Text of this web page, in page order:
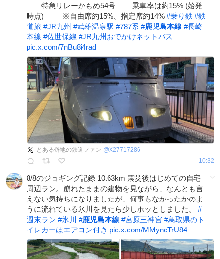
特急リレーかもめ54号 乗車率は約15% (始発
時点) ※自由席約15%、指定席約14% #乗り鉄 #鉄
道旅 #JR九州 #武雄温泉駅 #787系 #鹿児島本線 #長崎
本線 #佐世保線 #JR九州おでかけネットパス
pic.x.com/7nBu8i4rad
とある僻地の鉄道ファン @X27717286
10:32
8/8のジョギング記録 10.63km 震災後はじめての自宅
周辺ラン。崩れたままの建物を見ながら、なんとも言
えない気持ちになりましたが、何事もなかったかのよ
うに流れている氷川を見たら少しホッとしました。 #
週末ラン #氷川 #鹿児島本線 #宮原三神宮 #鳥取県のト
イレカーはエアコン付き pic.x.com/MMyncTrU84